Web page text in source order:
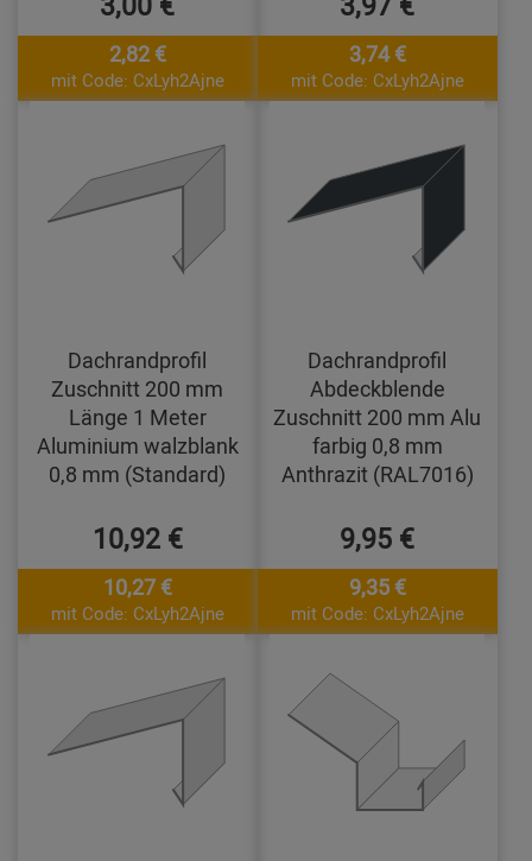
2,82 €
mit Code: CxLyh2Ajne
3,74 €
mit Code: CxLyh2Ajne
Dachrandprofil
Zuschnitt 200 mm
Länge 1 Meter
Aluminium walzblank
0,8 mm (Standard)
10,92 €
10,27 €
mit Code: CxLyh2Ajne
Dachrandprofil
Abdeckblende
Zuschnitt 200 mm Alu
farbig 0,8 mm
Anthrazit (RAL7016)
9,95 €
9,35 €
mit Code: CxLyh2Ajne